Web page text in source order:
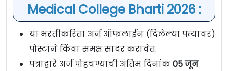
Medical College Bharti 2026 :
या भरतीकरिता अर्ज ऑफलाईन (दिलेल्या पत्त्यावर)
पोस्टाने किंवा समक्ष सादर करावेत.
पत्राद्वारे अर्ज पोहचण्याची अंतिम दिनांक05 जून